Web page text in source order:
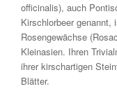
officinalis), auch
Kirschlorbeer genannt,
Rosengewächse
Kleinasien. Ihren
ihrer kirschartigen
Blätter.